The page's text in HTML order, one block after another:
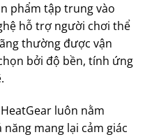
phẩm tập trung vào
hỗ trợ người chơi thể
thường được vận
bởi độ bền, tính ứng
luôn nằm
mang lại cảm giác